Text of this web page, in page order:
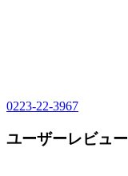
0223-22-3967
ユーザーレビュー